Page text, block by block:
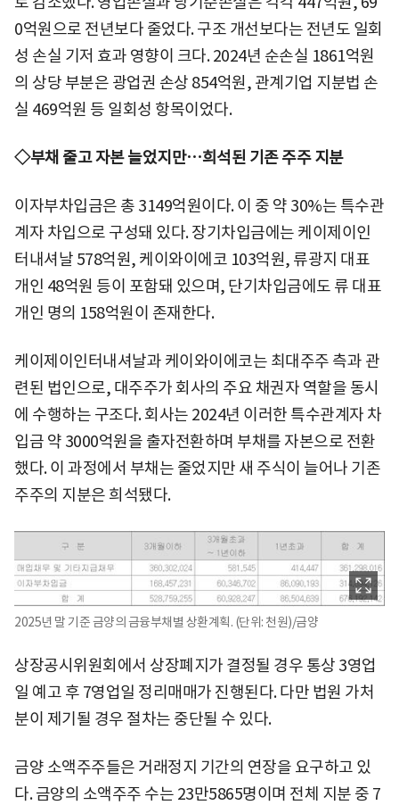
0억원으로 전년보다 줄었다. 구조 개선보다는 전년도 일회
성 손실 기저 효과 영향이 크다. 2024년 순손실 1861억원
의 상당 부분은 광업권 손상 854억원, 관계기업 지분법 손
실 469억원 등 일회성 항목이었다.
◇부채 줄고 자본 늘었지만…희석된 기존 주주 지분
이자부차입금은 총 3149억원이다. 이 중 약 30%는 특수관
계자 차입으로 구성돼 있다. 장기차입금에는 케이제이인
터내셔날 578억원, 케이와이에코 103억원, 류광지 대표
개인 48억원 등이 포함돼 있으며, 단기차입금에도 류 대표
개인 명의 158억원이 존재한다.
케이제이인터내셔날과 케이와이에코는 최대주주 측과 관
련된 법인으로, 대주주가 회사의 주요 채권자 역할을 동시
에 수행하는 구조다. 회사는 2024년 이러한 특수관계자 차
입금 약 3000억원을 출자전환하며 부채를 자본으로 전환
했다. 이 과정에서 부채는 줄었지만 새 주식이 늘어나 기존
주주의 지분은 희석됐다.
2025년 말 기준 금양의 금융부채별 상환계획. (단위: 천원)/금양
상장공시위원회에서 상장폐지가 결정될 경우 통상 3영업
일 예고 후 7영업일 정리매매가 진행된다. 다만 법원 가처
분이 제기될 경우 절차는 중단될 수 있다.
금양 소액주주들은 거래정지 기간의 연장을 요구하고 있
다. 금양의 소액주주 수는 23만5865명이며 전체 지분 중 7